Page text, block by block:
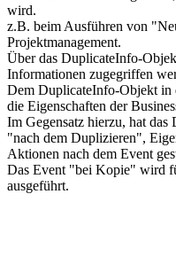
wird.
z.B. beim Ausführen von
Projektmanagement.
Über das DuplicateInfo-
Informationen zugegriffen
Dem DuplicateInfo-Objekt in
die Eigenschaften der
Im Gegensatz hierzu, hat
"nach dem Duplizieren",
Aktionen nach dem Event
Das Event "bei Kopie" wird
ausgeführt.